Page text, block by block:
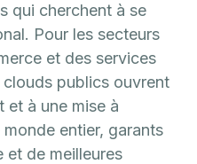
qui cherchent à se
Pour les secteurs
et des services
publics ouvrent
et à une mise à
monde entier, garants
et de meilleures